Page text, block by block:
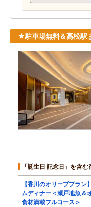
★駐車場無料＆高松駅
「誕生日 記念日」を含む
【香川のオリーブプラン
ムディナー＜瀬戸地魚＆
食材満載フルコース＞